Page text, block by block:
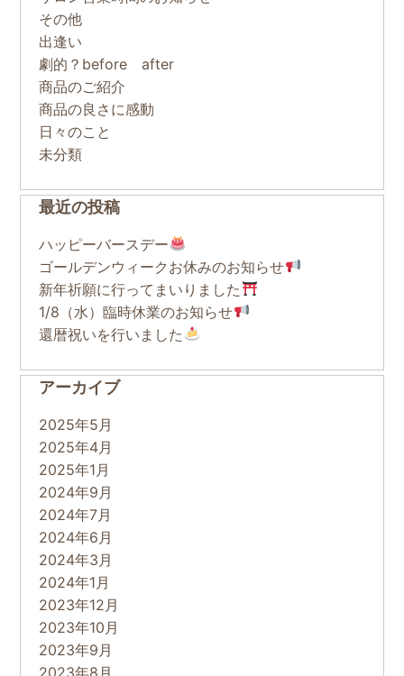
その他
出逢い
劇的？before after
商品のご紹介
商品の良さに感動
日々のこと
未分類
最近の投稿
ハッピーバースデー
ゴールデンウィークお休みのお知らせ
新年祈願に行ってまいりました
1/8（水）臨時休業のお知らせ
還暦祝いを行いました
アーカイブ
2025年5月
2025年4月
2025年1月
2024年9月
2024年7月
2024年6月
2024年3月
2024年1月
2023年12月
2023年10月
2023年9月
2023年8月